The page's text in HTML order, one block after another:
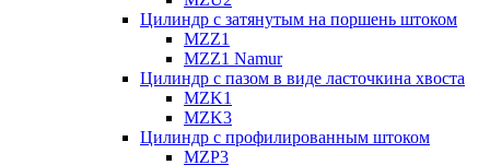
Цилиндр с затянутым на поршень штоком
MZZ1
MZZ1 Namur
Цилиндр с пазом в виде ласточкина хвоста
MZK1
MZK3
Цилиндр с профилированным штоком
MZP3